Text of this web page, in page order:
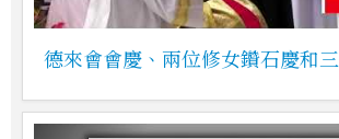
德來會會慶、兩位修女鑽石慶和